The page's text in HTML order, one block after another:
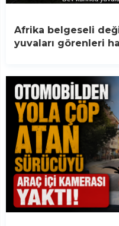
Afrika belgeseli
yuvaları görenleri